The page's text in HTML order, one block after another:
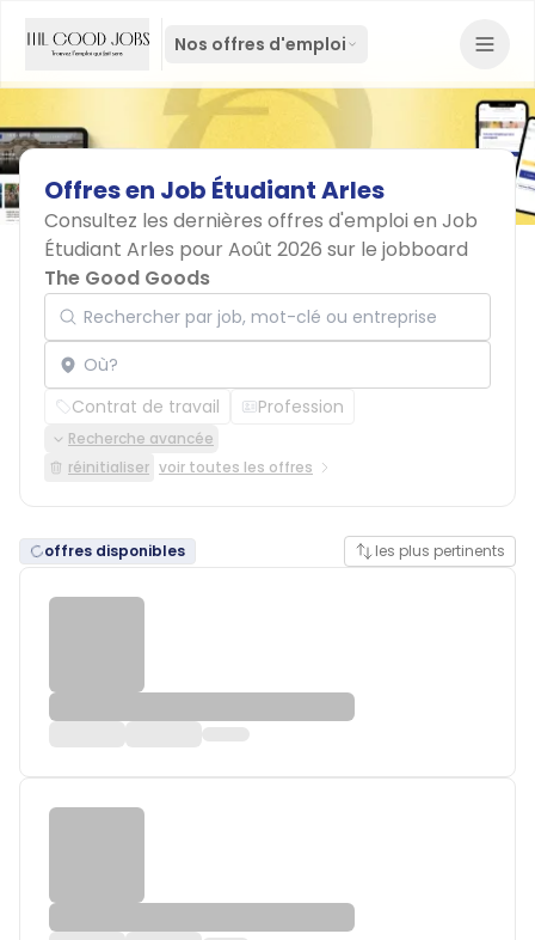
Nos offres d'emploi
Offresen Job ÉtudiantArles
Consultez les dernières offres d'emploi en Job
Étudiant Arles pour Août 2026 sur le jobboard
The Good Goods
Rechercher par job, mot-clé ou entreprise
Localisation
Contrat de travail Profession
Recherche avancée
réinitialiser voir toutes les offres
offres disponibles les plus pertinents